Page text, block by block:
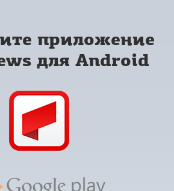
приложение
для Android